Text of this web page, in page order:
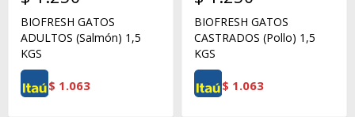
BIOFRESH GATOS
ADULTOS (Salmón) 1,5
KGS
$ 1.063
BIOFRESH GATOS
CASTRADOS (Pollo) 1,5
KGS
$ 1.063